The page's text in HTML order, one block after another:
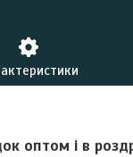
оптом і в